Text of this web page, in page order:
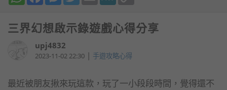
三界幻想啟示錄遊戲心得分享
upj4832
2023-11-02 22:30 | 手遊攻略心得
最近被朋友揪來玩這款，玩了一小段段時間，覺得還不